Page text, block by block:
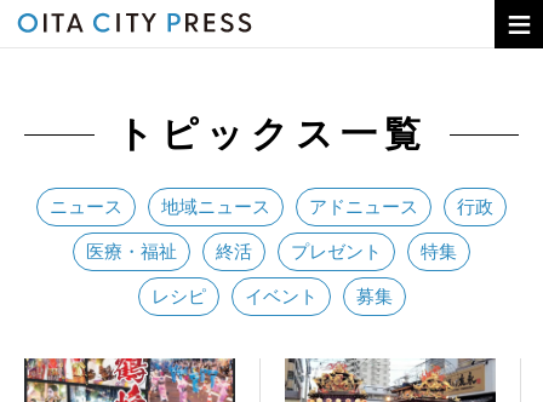
コラム
OITA CITY PRESSとは
バックナンバー
広告のお申し込み
トピックス一覧
ニュース 地域ニュース アドニュース 行政
医療・福祉 終活 プレゼント 特集
レシピ イベント 募集